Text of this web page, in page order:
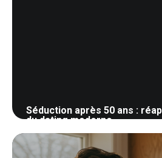
Séduction après 50 ans :
du dating moderne
28 mai 2026